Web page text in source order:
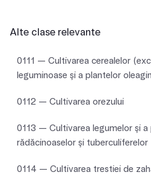
Alte clase relevante
0111 — Cultivarea cerealelor
leguminoase şi a plantelor
0112 — Cultivarea orezului
0113 — Cultivarea legumelor şi a
rădăcinoaselor şi tuberculiferelor
0114 — Cultivarea trestiei de